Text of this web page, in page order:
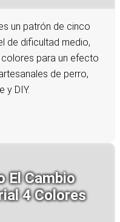
un patrón de cinco
de dificultad medio,
para un efecto
de perro,
y DIY.
El Cambio
4 Colores